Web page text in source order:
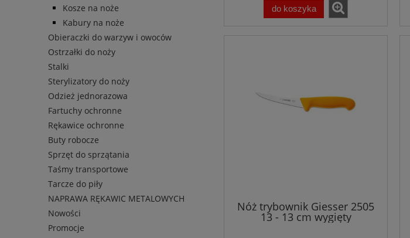
Kosze na noże
Kabury na noże
Obieraczki do warzyw i owoców
Ostrzałki do noży
Stalki
Sterylizatory do noży
Odzież jednorazowa
Fartuchy ochronne
Rękawice ochronne
Buty robocze
Sprzęt do sprzątania
Taśmy transportowe
Tarcze do piły
NAPRAWA RĘKAWIC METALOWYCH
Nowości
Promocje
do koszyka
Nóż trybownik Giesser 2505
13 - 13 cm wygięty
półelastyczny żółty